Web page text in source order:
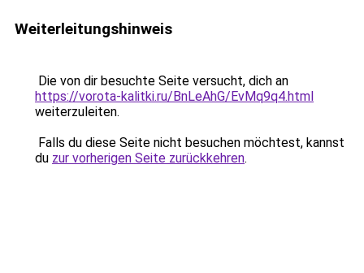
Weiterleitungshinweis
Die von dir besuchte Seite versucht, dich an
https://vorota-kalitki.ru/BnLeAhG/EvMq9q4.html
weiterzuleiten.
Falls du diese Seite nicht besuchen möchtest, kannst
du zur vorherigen Seite zurückkehren.